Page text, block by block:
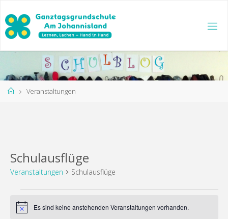
Inhalt
springen
StartVeranstaltungen
Schulausflüge
Veranstaltungen Schulausflüge
Veranstaltungen
HinweisEs sind keine anstehenden Veranstaltungen vorhanden.